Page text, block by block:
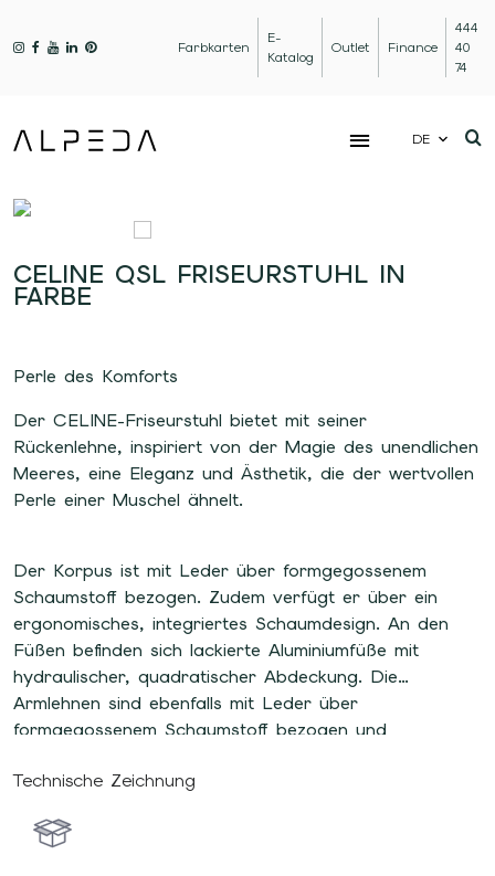
Farbkarten
E-
Katalog
Outlet Finance
444
40
74
DE
CELINE QSL FRISEURSTUHL IN
FARBE
Perle des Komforts
Der CELINE-Friseurstuhl bietet mit seiner
Rückenlehne, inspiriert von der Magie des unendlichen
Meeres, eine Eleganz und Ästhetik, die der wertvollen
Perle einer Muschel ähnelt.
Der Korpus ist mit Leder über formgegossenem
Schaumstoff bezogen. Zudem verfügt er über ein
ergonomisches, integriertes Schaumdesign. An den
Füßen befinden sich lackierte Aluminiumfüße mit
hydraulischer, quadratischer Abdeckung. Die
Armlehnen sind ebenfalls mit Leder über
formgegossenem Schaumstoff bezogen und
Technische Zeichnung